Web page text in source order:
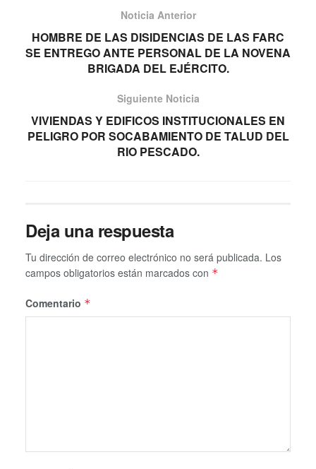
Noticia Anterior
HOMBRE DE LAS DISIDENCIAS DE LAS FARC
SE ENTREGO ANTE PERSONAL DE LA NOVENA
BRIGADA DEL EJÉRCITO.
Siguiente Noticia
VIVIENDAS Y EDIFICOS INSTITUCIONALES EN
PELIGRO POR SOCABAMIENTO DE TALUD DEL
RIO PESCADO.
Deja una respuesta
Tu dirección de correo electrónico no será publicada. Los
campos obligatorios están marcados con *
Comentario *